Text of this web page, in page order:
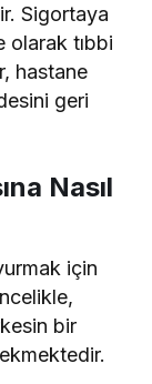
Sigortaya
olarak tıbbi
hastane
geri
Nasıl
için
bir